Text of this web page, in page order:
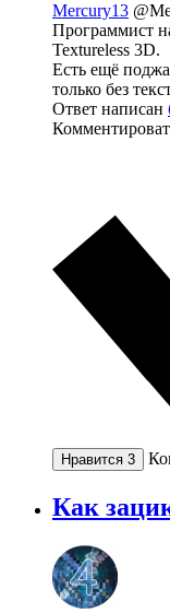
Mercury13
Программист
Textureless 3D.
Есть ещё
только без
Ответ написан
Нравится 3
Как